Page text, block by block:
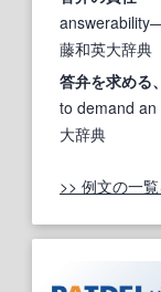
藤和英大辞典
答弁を求める、
to demand
大辞典
>> 例文の一